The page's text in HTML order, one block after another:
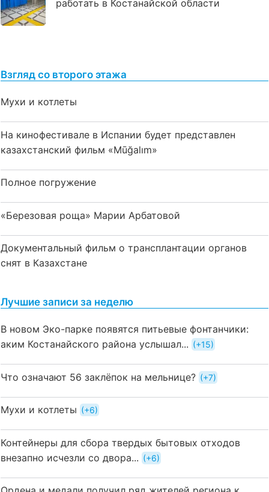
работать в Костанайской области
Взгляд со второго этажа
Мухи и котлеты
На кинофестивале в Испании будет представлен
казахстанский фильм «Mūğalım»
Полное погружение
«Березовая роща» Марии Арбатовой
Документальный фильм о трансплантации органов
снят в Казахстане
Лучшие записи за неделю
В новом Эко-парке появятся питьевые фонтанчики:
аким Костанайского района услышал...
+15
Что означают 56 заклёпок на мельнице? +7
Мухи и котлеты +6
Контейнеры для сбора твердых бытовых отходов
внезапно исчезли со двора...
+6